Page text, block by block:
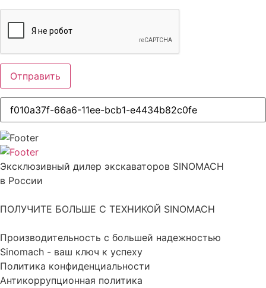
Эксклюзивный дилер экскаваторов SINOMACH
в России
ПОЛУЧИТЕ БОЛЬШЕ С ТЕХНИКОЙ SINOMACH
Производительность с большей надежностью
Sinomach - ваш ключ к успеху
Политика конфиденциальности
Антикоррупционная политика